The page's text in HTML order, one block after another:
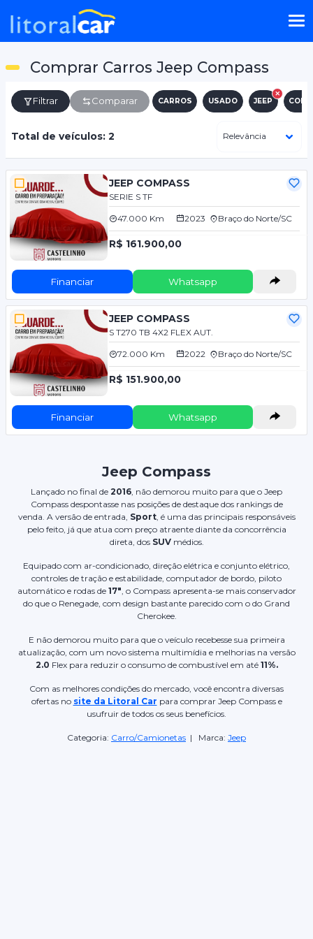
Comprar Carros Jeep Compass
Filtrar Comparar CARROS USADO JEEP
Total de veículos: 2
JEEP COMPASS
SERIE S TF
47.000 Km 2023 Braço do Norte/SC
R$ 161.900,00
Financiar Whatsapp
JEEP COMPASS
S T270 TB 4X2 FLEX AUT.
72.000 Km 2022 Braço do Norte/SC
R$ 151.900,00
Financiar Whatsapp
Jeep Compass
Lançado no final de 2016 , não demorou muito para que o Jeep
Compass despontasse nas posições de destaque dos rankings de
venda. A versão de entrada, Sport, é uma das principais responsáveis
pelo feito, já que atua com preço atraente diante da concorrência
direta, dos SUVmédios.
Equipado com ar-condicionado, direção elétrica e conjunto elétrico,
controles de tração e estabilidade, computador de bordo, piloto
automático e rodas de 17" , o Compass apresenta-se mais conservador
do que o Renegade, com design bastante parecido com o do Grand
Cherokee.
E não demorou muito para que o veículo recebesse sua primeira
atualização, com um novo sistema multimídia e melhorias na versão
2.0 Flex para reduzir o consumo de combustível em até 11%.
Com as melhores condições do mercado, você encontra diversas
ofertas no site da Litoral Car para comprar Jeep Compass e
usufruir de todos os seus benefícios.
Categoria: Carro/Camionetas | Marca: Jeep